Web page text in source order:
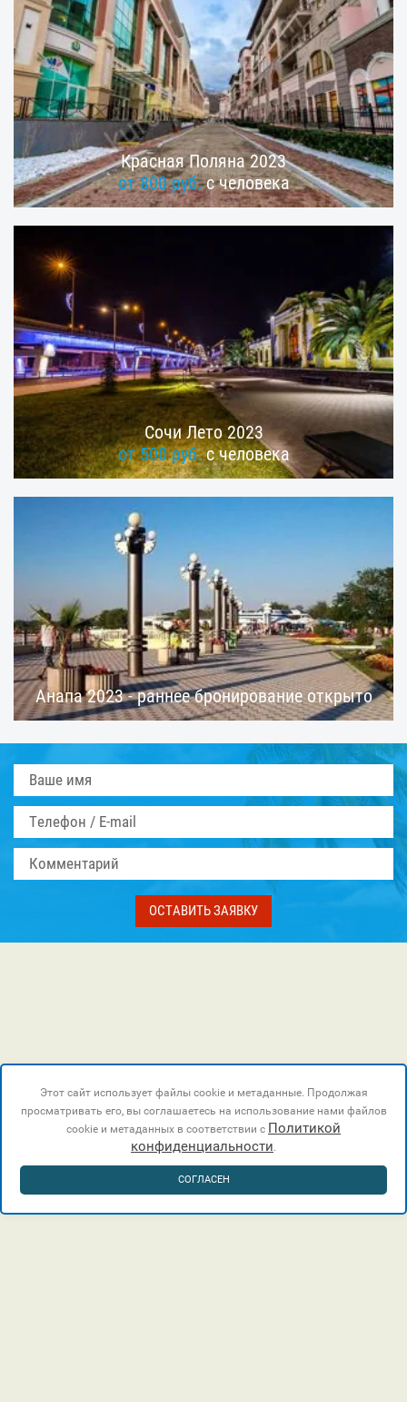
Красная Поляна 2023
от 800 руб.с человека
Сочи Лето 2023
от 500 руб.с человека
Анапа 2023 - раннее бронирование открыто
ОСТАВИТЬ ЗАЯВКУ
Этот сайт использует файлы cookie и метаданные. Продолжая
просматривать его, вы соглашаетесь на использование нами файлов
cookie и метаданных в соответствии с Политикой
конфиденциальности.
СОГЛАСЕН